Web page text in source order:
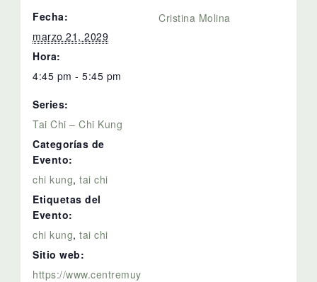
Fecha:
marzo 21, 2029
Hora:
4:45 pm - 5:45 pm
Series:
Tai Chi – Chi Kung
Categorías de
Evento:
chi kung,tai chi
Etiquetas del
Evento:
chi kung,tai chi
Sitio web:
https://www.centremuy
Cristina Molina